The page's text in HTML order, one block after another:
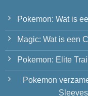
Pokemon: Wat is
Magic: Wat is een
Pokemon: Elite
Pokemon